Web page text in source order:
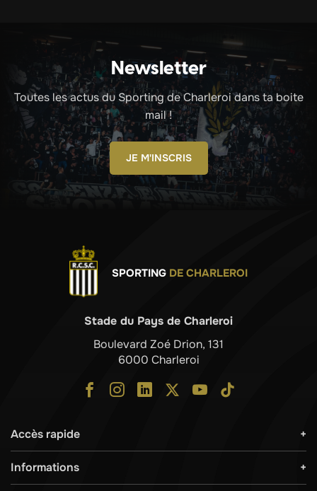
Newsletter
Toutes les actus du Sporting de Charleroi dans ta boite
mail !
JE M'INSCRIS
SPORTING DE CHARLEROI
Stade du Pays de Charleroi
Boulevard Zoé Drion, 131
6000 Charleroi
Accès rapide
Informations